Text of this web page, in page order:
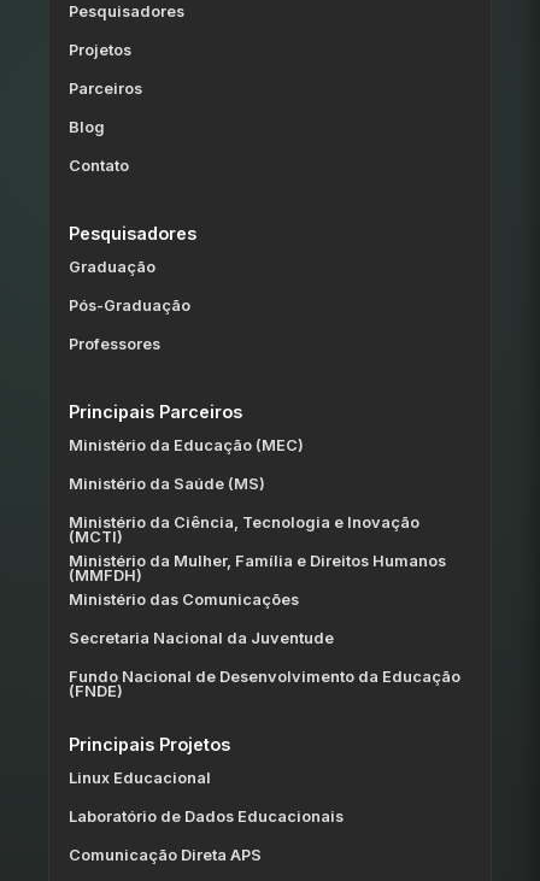
Pesquisadores
Projetos
Parceiros
Blog
Contato
Pesquisadores
Graduação
Pós-Graduação
Professores
Principais Parceiros
Ministério da Educação (MEC)
Ministério da Saúde (MS)
Ministério da Ciência, Tecnologia e Inovação
(MCTI)
Ministério da Mulher, Família e Direitos Humanos
(MMFDH)
Ministério das Comunicações
Secretaria Nacional da Juventude
Fundo Nacional de Desenvolvimento da Educação
(FNDE)
Principais Projetos
Linux Educacional
Laboratório de Dados Educacionais
Comunicação Direta APS